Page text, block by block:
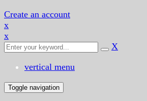
Create an account
x
x
X
vertical menu
Toggle navigation